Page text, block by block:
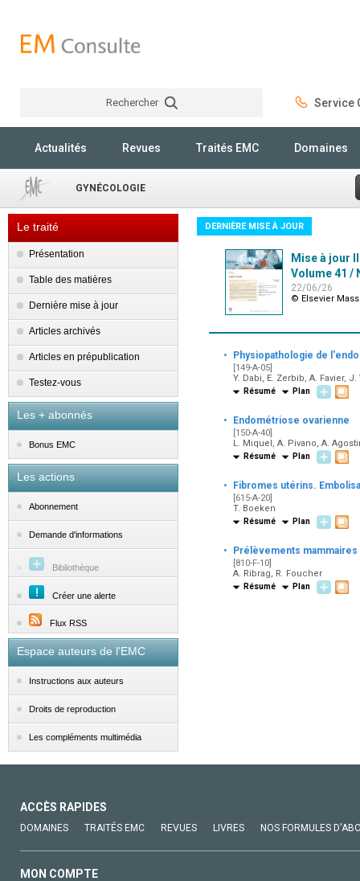
Rechercher Service
Actualités Revues Traités EMC Domaines
GYNÉCOLOGIE
Le traité
Présentation
Table des matières
Dernière mise à jour
Articles archivés
Articles en prépublication
Testez-vous
Les + abonnés
Bonus EMC
Les actions
Abonnement
Demande d'informations
Bibliothèque
Créer une alerte
Flux RSS
Espace auteurs de l'EMC
Instructions aux auteurs
Droits de reproduction
Les compléments multimédia
DERNIÈRE MISE À JOUR
Mise à jour
Volume 41 /
22/06/26
© Elsevier
· Physiopathologie de
[149-A-05]
Y. Dabi, E. Zerbib, A. Favier,
Résumé Plan
· Endométriose ovarienne
[150-A-40]
L. Miquel, A. Pivano, A.
Résumé Plan
· Fibromes utérins.
[615-A-20]
T. Boeken
Résumé Plan
· Prélèvements
[810-F-10]
A. Ribrag, R. Foucher
Résumé Plan
ACCÈS RAPIDES
DOMAINES TRAITÉS EMC REVUES LIVRES NOS FORMULES
MON COMPTE